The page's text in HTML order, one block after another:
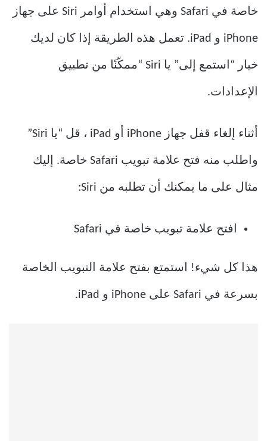
خاصة في Safari وهي استخدام أوامر Siri على جهاز
iPhone و iPad. تعمل هذه الطريقة إذا كان لديك
خيار “استمع إلى” يا Siri “ممكّنًا من تطبيق
الإعدادات.
أثناء إلغاء قفل جهاز iPhone أو iPad ، قل “يا Siri”
واطلب منه فتح علامة تبويب Safari خاصة. إليك
مثال على ما يمكنك أن تطلبه من Siri:
افتح علامة تبويب خاصة في Safari
هذا كل شيء! استمتع بفتح علامة التبويب الخاصة
بسرعة في Safari على iPhone و iPad.